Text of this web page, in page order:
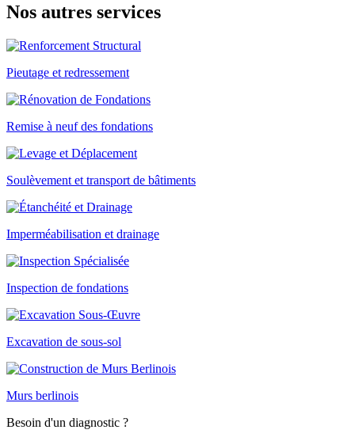
Nos autres services
Pieutage et redressement
Remise à neuf des fondations
Soulèvement et transport de bâtiments
Imperméabilisation et drainage
Inspection de fondations
Excavation de sous-sol
Murs berlinois
Besoin d'un diagnostic ?